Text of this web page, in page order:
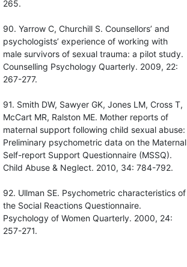
265.
90. Yarrow C, Churchill S. Counsellors’ and
psychologists’ experience of working with
male survivors of sexual trauma: a pilot study.
Counselling Psychology Quarterly. 2009, 22:
267-277.
91. Smith DW, Sawyer GK, Jones LM, Cross T,
McCart MR, Ralston ME. Mother reports of
maternal support following child sexual abuse:
Preliminary psychometric data on the Maternal
Self-report Support Questionnaire (MSSQ).
Child Abuse & Neglect. 2010, 34: 784-792.
92. Ullman SE. Psychometric characteristics of
the Social Reactions Questionnaire.
Psychology of Women Quarterly. 2000, 24:
257-271.